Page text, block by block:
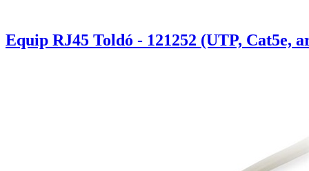
Equip RJ45 Toldó - 121252 (UTP, Cat5e,